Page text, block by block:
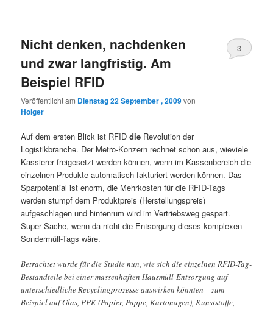
Nicht denken, nachdenken
und zwar langfristig. Am
Beispiel RFID
Veröffentlicht am Dienstag 22 September , 2009von
Holger
3
Auf dem ersten Blick ist RFIDdie Revolution der
Logistikbranche. Der Metro-Konzern rechnet schon aus, wieviele
Kassierer freigesetzt werden können, wenn im Kassenbereich die
einzelnen Produkte automatisch fakturiert werden können. Das
Sparpotential ist enorm, die Mehrkosten für die RFID-Tags
werden stumpf dem Produktpreis (Herstellungspreis)
aufgeschlagen und hintenrum wird im Vertriebsweg gespart.
Super Sache, wenn da nicht die Entsorgung dieses komplexen
Sondermüll-Tags wäre.
Betrachtet wurde für die Studie nun, wie sich die einzelnen RFID-Tag-
Bestandteile bei einer massenhaften Hausmüll-Entsorgung auf
unterschiedliche Recyclingprozesse auswirken könnten – zum
Beispiel auf Glas, PPK (Papier, Pappe, Kartonagen), Kunststoffe,